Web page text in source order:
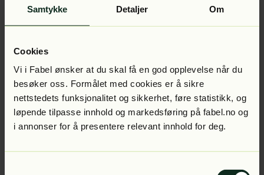
Samtykke Detaljer Om
Cookies
Vi i Fabel ønsker at du skal få en god opplevelse når du
besøker oss. Formålet med cookies er å sikre
nettstedets funksjonalitet og sikkerhet, føre statistikk, og
løpende tilpasse innhold og markedsføring på fabel.no og
i annonser for å presentere relevant innhold for deg.